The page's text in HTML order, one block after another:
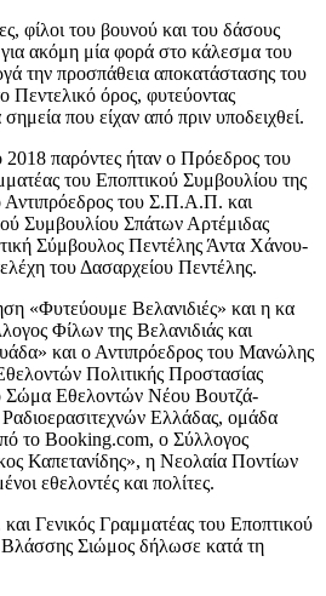
φίλοι του βουνού και του δάσους
ακόμη μία φορά στο κάλεσμα του
την προσπάθεια αποκατάστασης του
Πεντελικό όρος, φυτεύοντας
που είχαν από πριν υποδειχθεί.
παρόντες ήταν ο Πρόεδρος του
του Εποπτικού Συμβουλίου της
του Σ.Π.Α.Π. και
Συμβουλίου Σπάτων Αρτέμιδας
Σύμβουλος Πεντέλης Άντα Χάνου-
του Δασαρχείου Πεντέλης.
«Φυτεύουμε Βελανιδιές» και η κα
Φίλων της Βελανιδιάς και
και ο Αντιπρόεδρος του Μανώλης
Πολιτικής Προστασίας
Σώμα Εθελοντών Νέου Βουτζά-
Ελλάδας, ομάδα
το Booking.com, ο Σύλλογος
Καπετανίδης», η Νεολαία Ποντίων
εθελοντές και πολίτες.
Γενικός Γραμματέας του Εποπτικού
Σιώμος δήλωσε κατά τη